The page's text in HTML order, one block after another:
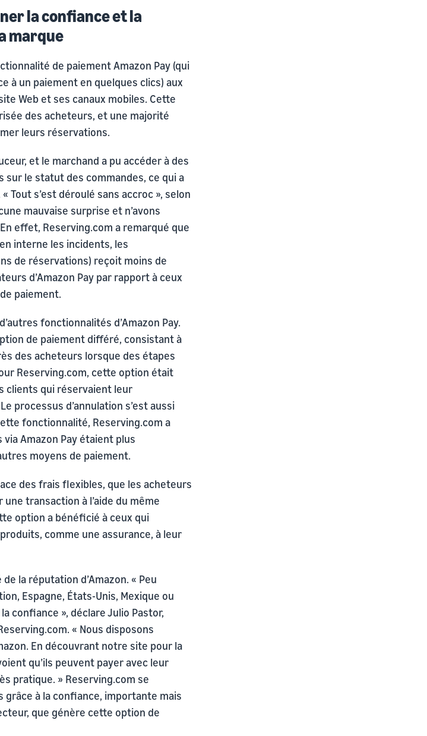
la confiance et la
marque
de paiement Amazon Pay (qui
à un paiement en quelques clics) aux
Web et ses canaux mobiles. Cette
des acheteurs, et une majorité
leurs réservations.
et le marchand a pu accéder à des
le statut des commandes, ce qui a
Tout s’est déroulé sans accroc », selon
mauvaise surprise et n’avons
effet, Reserving.com a remarqué que
interne les incidents, les
de réservations) reçoit moins de
d’Amazon Pay par rapport à ceux
paiement.
fonctionnalités d’Amazon Pay.
de paiement différé, consistant à
des acheteurs lorsque des étapes
Reserving.com, cette option était
clients qui réservaient leur
processus d’annulation s’est aussi
fonctionnalité, Reserving.com a
Amazon Pay étaient plus
moyens de paiement.
des frais flexibles, que les acheteurs
transaction à l’aide du même
option a bénéficié à ceux qui
comme une assurance, à leur
la réputation d’Amazon. « Peu
Espagne, États-Unis, Mexique ou
confiance », déclare Julio Pastor,
« Nous disposons
En découvrant notre site pour la
qu’ils peuvent payer avec leur
pratique. » Reserving.com se
à la confiance, importante mais
que génère cette option de